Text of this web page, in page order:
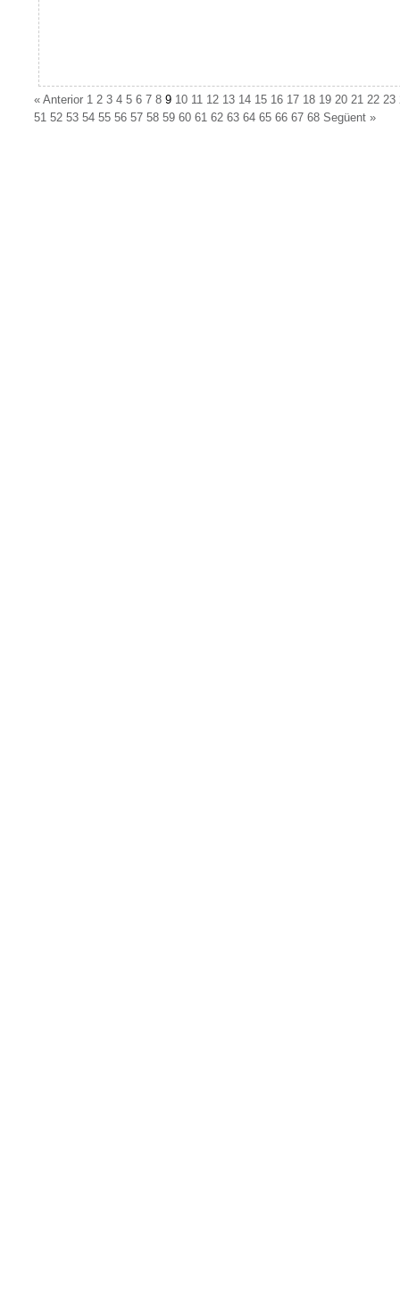
« Anterior 1 2 3 4 5 6 7 89 10 11 12 13 14 15 16 17 18 19 20 21 22 23
51 52 53 54 55 56 57 58 59 60 61 62 63 64 65 66 67 68 Següent »